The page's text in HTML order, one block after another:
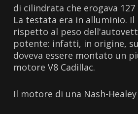
di cilindrata che erogava 127
La testata era in alluminio.
rispetto al peso
potente: infatti, in origine,
doveva essere montato un
motore V8 Cadillac.
Il motore di una Nash-Healey